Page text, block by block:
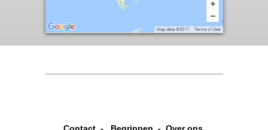
Contact - Begrippen -Over ons